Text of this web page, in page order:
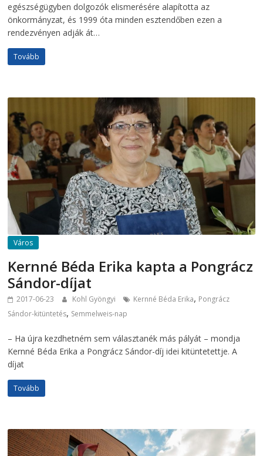
egészségügyben dolgozók elismerésére alapította az
önkormányzat, és 1999 óta minden esztendőben ezen a
rendezvényen adják át…
Tovább
Város
Kernné Béda Erika kapta a Pongrácz
Sándor-díjat
2017-06-23 Kohl Gyöngyi Kernné Béda Erika, Pongrácz
Sándor-kitüntetés, Semmelweis-nap
– Ha újra kezdhetném sem választanék más pályát – mondja
Kernné Béda Erika a Pongrácz Sándor-díj idei kitüntetettje. A
díjat
Tovább